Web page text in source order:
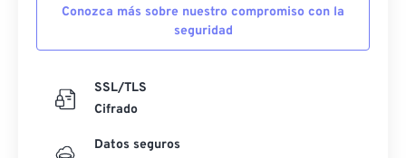
Conozca más sobre nuestro compromiso con la
seguridad
SSL/TLS
Cifrado
Datos seguros